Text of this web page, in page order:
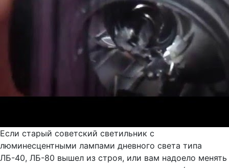
Если старый советский светильник с
люминесцентными лампами дневного света типа
ЛБ-40, ЛБ-80 вышел из строя, или вам надоело менять